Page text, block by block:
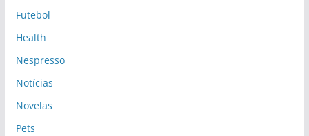
Futebol
Health
Nespresso
Notícias
Novelas
Pets